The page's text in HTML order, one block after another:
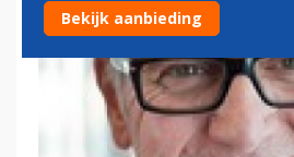
Bekijk aanbieding